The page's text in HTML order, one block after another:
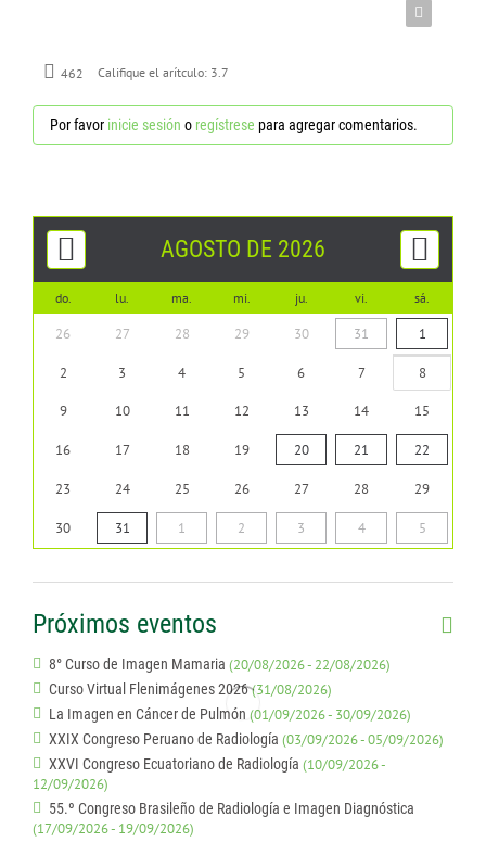
462 Califique el arítculo: 3.7
Por favor inicie sesión o regístrese para agregar comentarios.
AGOSTO DE 2026
do. lu. ma. mi. ju. vi. sá.
26 27 28 29 30 31 1
2 3 4 5 6 7 8
9 10 11 12 13 14 15
16 17 18 19 20 21 22
23 24 25 26 27 28 29
30 31 1 2 3 4 5
Próximos eventos
8° Curso de Imagen Mamaria (20/08/2026 - 22/08/2026)
Curso Virtual Flenimágenes 2026(31/08/2026)
La Imagen en Cáncer de Pulmón (01/09/2026 - 30/09/2026)
XXIX Congreso Peruano de Radiología (03/09/2026 - 05/09/2026)
XXVI Congreso Ecuatoriano de Radiología (10/09/2026 -
12/09/2026)
55.º Congreso Brasileño de Radiología e Imagen Diagnóstica
(17/09/2026 - 19/09/2026)